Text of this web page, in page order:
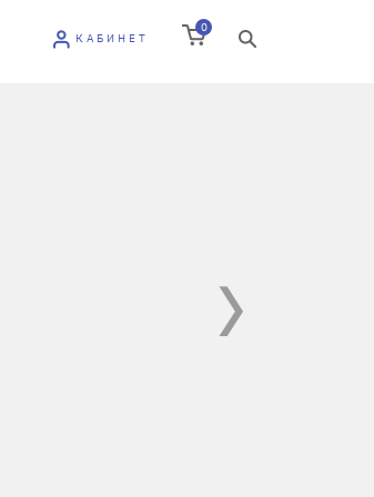
КАБИНЕТ
0